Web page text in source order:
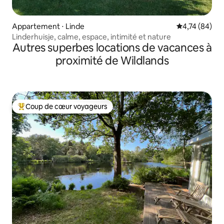
Appartement ⋅ Linde Évaluation
4,74 (84)
Linderhuisje, calme, espace, intimité et nature
Autres superbes locations de vacances à
proximité de Wildlands
Coups de cœur voyageurs les plus appréciés
Coup de cœur voyageurs